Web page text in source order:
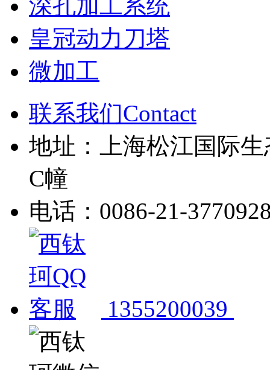
深孔加工系统
皇冠动力刀塔
微加工
联系我们Contact
地址：上海松江国际
C幢
电话：0086-21-
1355200039